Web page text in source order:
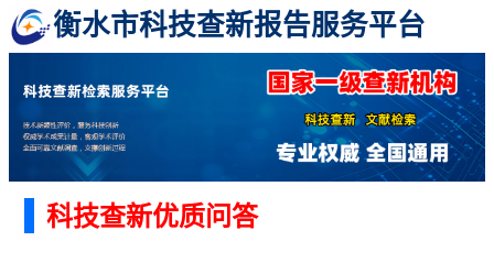
衡水市科技查新报告服务平台
科技查新优质问答